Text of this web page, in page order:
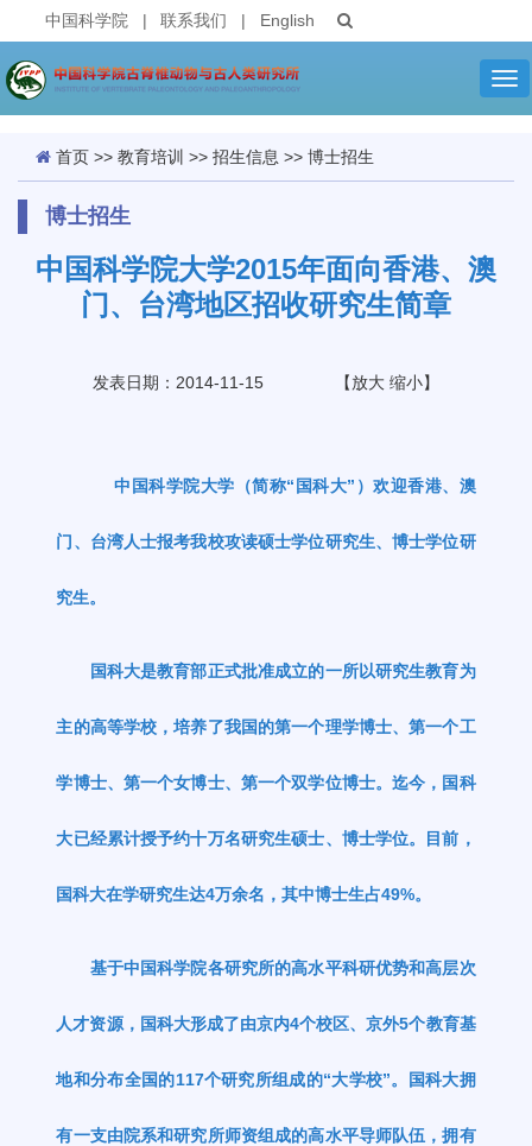
中国科学院 | 联系我们 | English
首页 >> 教育培训 >> 招生信息 >> 博士招生
博士招生
中国科学院大学2015年面向香港、澳
门、台湾地区招收研究生简章
发表日期：2014-11-15 【放大 缩小】
中国科学院大学（简称“ 国科大” ）欢迎香港、澳
门、台湾人士报考我校攻读硕士学位研究生、博士学位研
究生。
国科大是教育部正式批准成立的一所以研究生教育为
主的高等学校，培养了我国的第一个理学博士、第一个工
学博士、第一个女博士、第一个双学位博士。迄今，国科
大已经累计授予约十万名研究生硕士、博士学位。目前，
国科大在学研究生达4万余名，其中博士生占49%。
基于中国科学院各研究所的高水平科研优势和高层次
人才资源，国科大形成了由京内4个校区、京外5个教育基
地和分布全国的117个研究所组成的“大学校”。国科大拥
有一支由院系和研究所师资组成的高水平导师队伍，拥有